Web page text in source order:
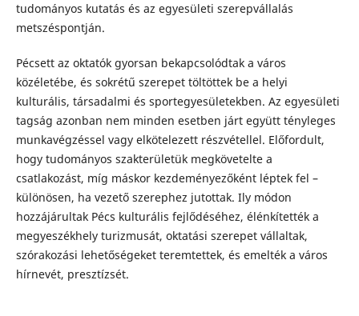
tudományos kutatás és az egyesületi szerepvállalás
metszéspontján.
Pécsett az oktatók gyorsan bekapcsolódtak a város
közéletébe, és sokrétű szerepet töltöttek be a helyi
kulturális, társadalmi és sportegyesületekben. Az egyesületi
tagság azonban nem minden esetben járt együtt tényleges
munkavégzéssel vagy elkötelezett részvétellel. Előfordult,
hogy tudományos szakterületük megkövetelte a
csatlakozást, míg máskor kezdeményezőként léptek fel –
különösen, ha vezető szerephez jutottak. Ily módon
hozzájárultak Pécs kulturális fejlődéséhez, élénkítették a
megyeszékhely turizmusát, oktatási szerepet vállaltak,
szórakozási lehetőségeket teremtettek, és emelték a város
hírnevét, presztízsét.